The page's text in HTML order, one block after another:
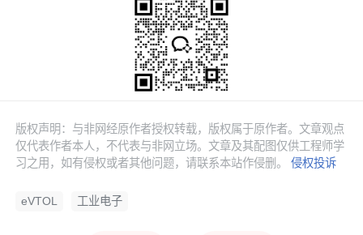
二、五家代表企业深度盘点
1. 追梦空天科技：DF3000“游龙”——全球首款3吨级
2026年5月，追梦空天科技自主研发的DF3000“游龙”工
程样机，搭载300千瓦级涡电增程器，成功完成混合动
力模式首飞。
核心技术参数：
版权声明：与非网经原作者授权转载，版权属于原作者。文章观点
仅代表作者本人，不代表与非网立场。文章及其配图仅供工程师学
习之用，如有侵权或者其他问题，请联系本站作侵删。侵权投诉
eVTOL 工业电子